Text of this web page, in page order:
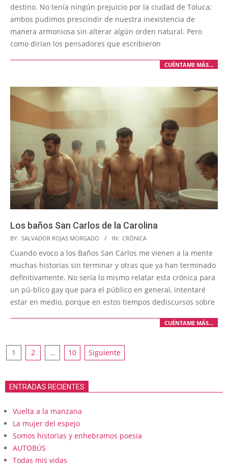
destino. No tenía ningún prejuicio por la ciudad de Toluca;
ambos pudimos prescindir de nuestra inexistencia de
manera armoniosa sin alterar algún orden natural. Pero
como dirían los pensadores que escribieron
CUÉNTAME MÁS…
Los baños San Carlos de la Carolina
2026-
01-
BY: SALVADOR ROJAS MORGADO IN: CRÓNICA
Cuando evoco a los Baños San Carlos me vienen a la mente
muchas historias sin terminar y otras que ya han terminado
definitivamente. No sería lo mismo relatar esta crónica para
un pú-blico gay que para el público en general, intentaré
estar en medio, porque en estos tiempos dediscursos sobre
CUÉNTAME MÁS…
Paginación
entradas
1 2 … 10 Siguiente
ENTRADAS RECIENTES
Vuelta a la manzana
La mujer del espejo
Somos historias y enhebramos poesia
AUTOBÚS
Todas mis vidas